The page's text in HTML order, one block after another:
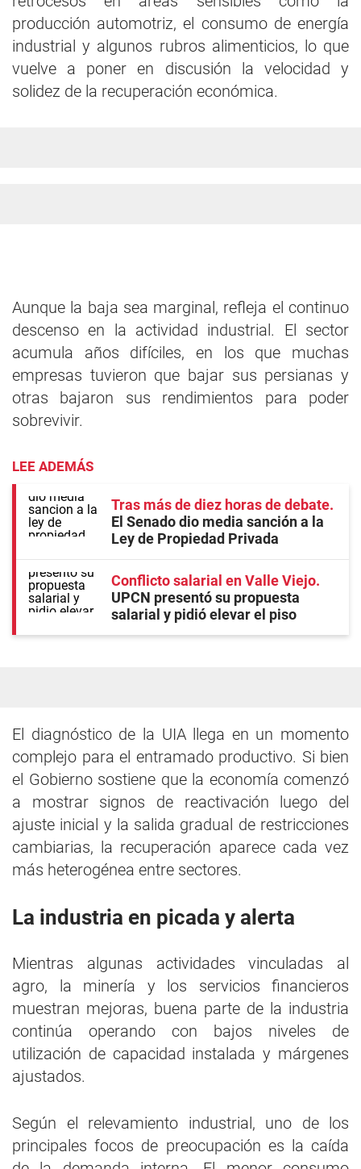
producción automotriz, el consumo de energía
industrial y algunos rubros alimenticios, lo que
vuelve a poner en discusión la velocidad y
solidez de la recuperación económica.
Aunque la baja sea marginal, refleja el continuo
descenso en la actividad industrial. El sector
acumula años difíciles, en los que muchas
empresas tuvieron que bajar sus persianas y
otras bajaron sus rendimientos para poder
sobrevivir.
LEE ADEMÁS
Tras más de diez horas de debate
El Senado dio media sanción a la
Ley de Propiedad Privada
Conflicto salarial en Valle Viejo
UPCN presentó su propuesta
salarial y pidió elevar el piso
El diagnóstico de la UIA llega en un momento
complejo para el entramado productivo. Si bien
el Gobierno sostiene que la economía comenzó
a mostrar signos de reactivación luego del
ajuste inicial y la salida gradual de restricciones
cambiarias, la recuperación aparece cada vez
más heterogénea entre sectores.
La industria en picada y alerta
Mientras algunas actividades vinculadas al
agro, la minería y los servicios financieros
muestran mejoras, buena parte de la industria
continúa operando con bajos niveles de
utilización de capacidad instalada y márgenes
ajustados.
Según el relevamiento industrial, uno de los
principales focos de preocupación es la caída